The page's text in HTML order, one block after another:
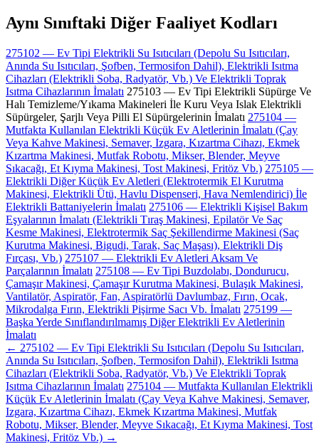
Aynı Sınıftaki Diğer Faaliyet Kodları
275102 — Ev Tipi Elektrikli Su Isıtıcıları (Depolu Su Isıtıcıları,
Anında Su Isıtıcıları, Şofben, Termosifon Dahil), Elektrikli Isıtma
Cihazları (Elektrikli Soba, Radyatör, Vb.) Ve Elektrikli Toprak
Isıtma Cihazlarının İmalatı 275103 — Ev Tipi Elektrikli Süpürge Ve
Halı Temizleme/Yıkama Makineleri İle Kuru Veya Islak Elektrikli
Süpürgeler, Şarjlı Veya Pilli El Süpürgelerinin İmalatı 275104 —
Mutfakta Kullanılan Elektrikli Küçük Ev Aletlerinin İmalatı (Çay
Veya Kahve Makinesi, Semaver, Izgara, Kızartma Cihazı, Ekmek
Kızartma Makinesi, Mutfak Robotu, Mikser, Blender, Meyve
Sıkacağı, Et Kıyma Makinesi, Tost Makinesi, Fritöz Vb.) 275105 —
Elektrikli Diğer Küçük Ev Aletleri (Elektrotermik El Kurutma
Makinesi, Elektrikli Ütü, Havlu Dispenseri, Hava Nemlendirici) İle
Elektrikli Battaniyelerin İmalatı 275106 — Elektrikli Kişisel Bakım
Eşyalarının İmalatı (Elektrikli Tıraş Makinesi, Epilatör Ve Saç
Kesme Makinesi, Elektrotermik Saç Şekillendirme Makinesi (Saç
Kurutma Makinesi, Bigudi, Tarak, Saç Maşası), Elektrikli Diş
Fırçası, Vb.) 275107 — Elektrikli Ev Aletleri Aksam Ve
Parçalarının İmalatı 275108 — Ev Tipi Buzdolabı, Dondurucu,
Çamaşır Makinesi, Çamaşır Kurutma Makinesi, Bulaşık Makinesi,
Vantilatör, Aspiratör, Fan, Aspiratörlü Davlumbaz, Fırın, Ocak,
Mikrodalga Fırın, Elektrikli Pişirme Sacı Vb. İmalatı 275199 —
Başka Yerde Sınıflandırılmamış Diğer Elektrikli Ev Aletlerinin
İmalatı
← 275102 — Ev Tipi Elektrikli Su Isıtıcıları (Depolu Su Isıtıcıları,
Anında Su Isıtıcıları, Şofben, Termosifon Dahil), Elektrikli Isıtma
Cihazları (Elektrikli Soba, Radyatör, Vb.) Ve Elektrikli Toprak
Isıtma Cihazlarının İmalatı 275104 — Mutfakta Kullanılan Elektrikli
Küçük Ev Aletlerinin İmalatı (Çay Veya Kahve Makinesi, Semaver,
Izgara, Kızartma Cihazı, Ekmek Kızartma Makinesi, Mutfak
Robotu, Mikser, Blender, Meyve Sıkacağı, Et Kıyma Makinesi, Tost
Makinesi, Fritöz Vb.) →